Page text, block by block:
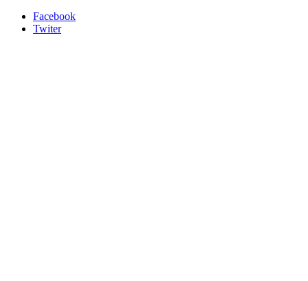
Facebook
Twiter